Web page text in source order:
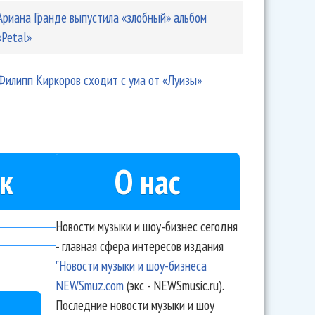
Гранде выпустила «злобный» альбом
Киркоров сходит с ума от «Луизы»
О нас
Новости музыки и шоу-бизнес сегодня
- главная сфера интересов издания
"Новости музыки и шоу-бизнеса
NEWSmuz.com(экс - NEWSmusic.ru).
Последние новости музыки и шоу